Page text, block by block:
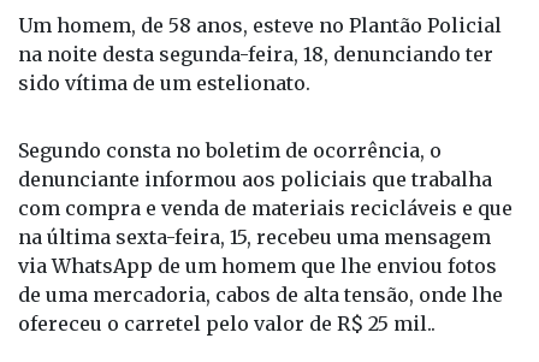
Um homem, de 58 anos, esteve no Plantão Policial
na noite desta segunda-feira, 18, denunciando ter
sido vítima de um estelionato.
Segundo consta no boletim de ocorrência, o
denunciante informou aos policiais que trabalha
com compra e venda de materiais recicláveis e que
na última sexta-feira, 15, recebeu uma mensagem
via WhatsApp de um homem que lhe enviou fotos
de uma mercadoria, cabos de alta tensão, onde lhe
ofereceu o carretel pelo valor de R$ 25 mil..